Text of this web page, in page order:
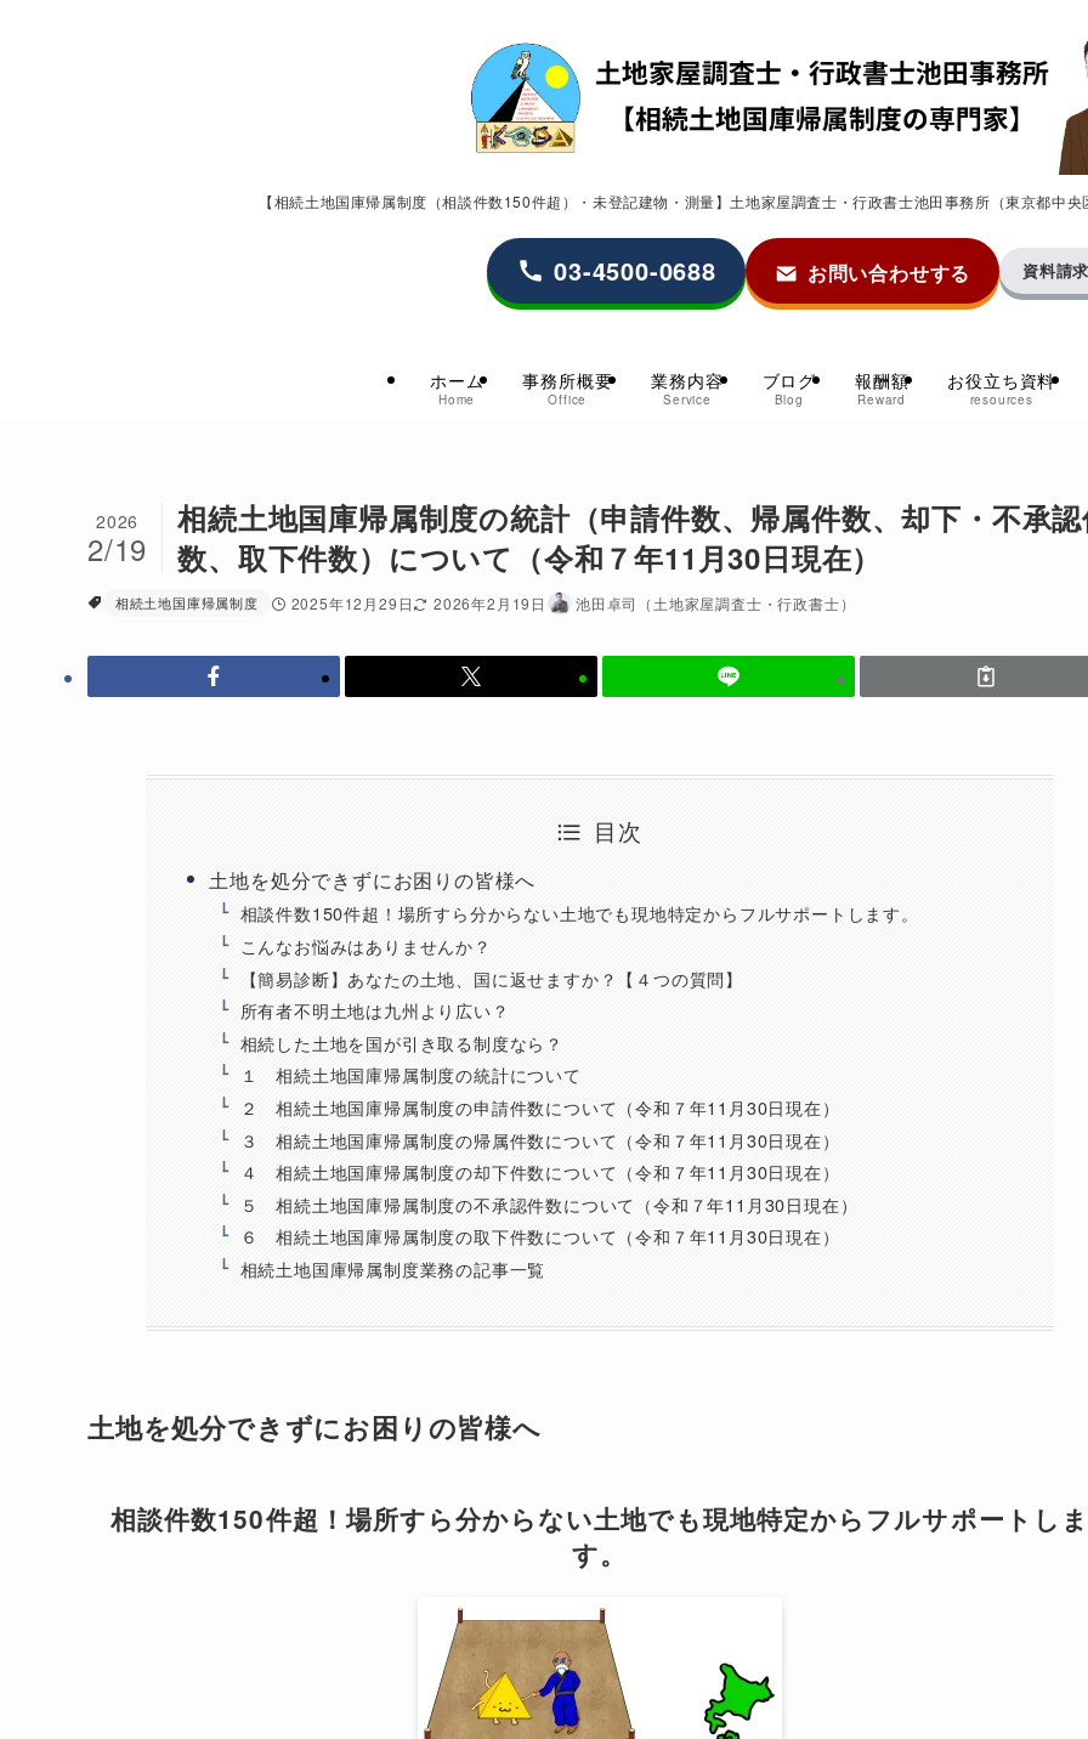
【相続土地国庫帰属制度（相談件数150件超）・未登記建物・測量】土地家屋調査士・行政書士池田事務所（東京都中
ホーム
Home
事務所概要
Office
業務内容
Service
ブログ
Blog
報酬額
Reward
お役立ち資料
resources
03-4500-0688 お問い合わせする 資料請
相続土地国庫帰属制度の統計（申請件数、帰属件数、却下・不承
数、取下件数）について（令和７年11月30日現在）
2026
2/19
相続土地国庫帰属制度 2025年12月29日 2026年2月19日 池田卓司（土地家屋調査士・行政書士）
目次
土地を処分できずにお困りの皆様へ
相談件数150件超！場所すら分からない土地でも現地特定からフルサポートします。
こんなお悩みはありませんか？
【簡易診断】あなたの土地、国に返せますか？【４つの質問】
所有者不明土地は九州より広い？
相続した土地を国が引き取る制度なら？
１ 相続土地国庫帰属制度の統計について
２ 相続土地国庫帰属制度の申請件数について（令和７年11月30日現在）
３ 相続土地国庫帰属制度の帰属件数について（令和７年11月30日現在）
４ 相続土地国庫帰属制度の却下件数について（令和７年11月30日現在）
５ 相続土地国庫帰属制度の不承認件数について（令和７年11月30日現在）
６ 相続土地国庫帰属制度の取下件数について（令和７年11月30日現在）
相続土地国庫帰属制度業務の記事一覧
土地を処分できずにお困りの皆様へ
相談件数150件超！場所すら分からない土地でも現地特定からフルサポートしま
す。